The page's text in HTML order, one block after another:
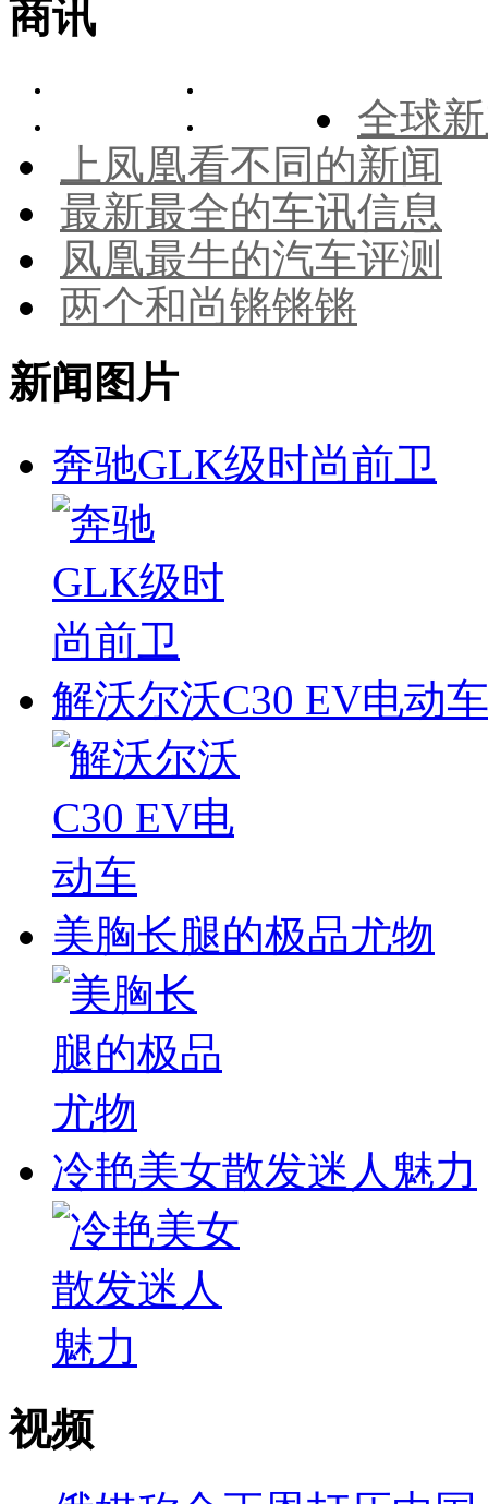
商讯
全球
上凤凰看不同的新闻
最新最全的车讯信息
凤凰最牛的汽车评测
两个和尚锵锵锵
新闻图片
奔驰GLK级时尚前卫
解沃尔沃C30 EV电动车
美胸长腿的极品尤物
冷艳美女散发迷人魅力
视频